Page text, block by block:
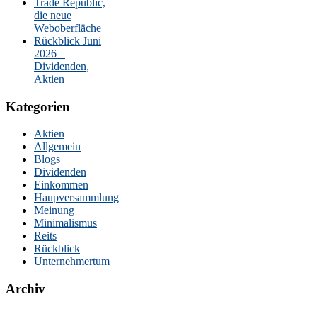
Trade Republic,
die neue
Weboberfläche
Rückblick Juni
2026 –
Dividenden,
Aktien
Kategorien
Aktien
Allgemein
Blogs
Dividenden
Einkommen
Haupversammlung
Meinung
Minimalismus
Reits
Rückblick
Unternehmertum
Archiv